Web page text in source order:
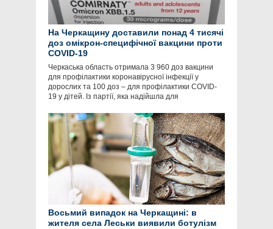
На Черкащину доставили понад 4 тисячі
доз омікрон-специфічної вакцини проти
COVID-19
Черкаська область отримала 3 960 доз вакцини
для профілактики коронавірусної інфекції у
дорослих та 100 доз – для профілактики COVID-
19 у дітей. Із партії, яка надійшла для
Восьмий випадок на Черкащині: в
жителя села Леськи виявили ботулізм